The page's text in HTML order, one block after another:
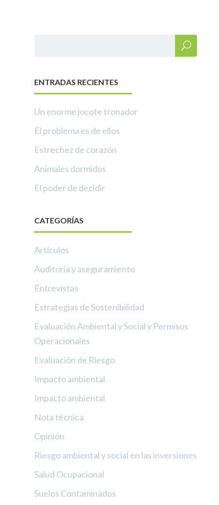
ENTRADAS RECIENTES
Un enorme jocote tronador
El problema es de ellos
Estrechez de corazón
Animales dormidos
El poder de decidir
CATEGORÍAS
Artículos
Auditoría y aseguramiento
Entrevistas
Estrategias de Sostenibilidad
Evaluación Ambiental y Social y Permisos
Operacionales
Evaluación de Riesgo
Impacto ambiental
Impacto ambiental
Nota técnica
Opinión
Riesgo ambiental y social en las inversiones
Salud Ocupacional
Suelos Contaminados